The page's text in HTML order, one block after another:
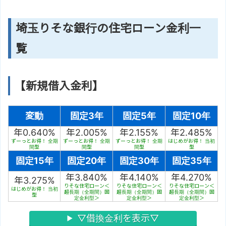
埼玉りそな銀行の住宅ローン金利一
覧
【新規借入金利】
変動 固定3年 固定5年
固定10年
年0.640%
ずーっとお得！ 全期
間型
年2.005%
ずーっとお得！ 全期
間型
年2.155%
ずーっとお得！ 全期
間型
年2.485%
はじめがお得！ 当初
型
固定15年 固定20年 固定30年
固定35年
年3.275%
はじめがお得！ 当初
型
年3.840%
りそな住宅ローン＜
超長期（全期間）固
定金利型＞
年4.140%
りそな住宅ローン＜
超長期（全期間）固
定金利型＞
年4.270%
りそな住宅ローン＜
超長期（全期間）固
定金利型＞
▽借換金利を表示▽